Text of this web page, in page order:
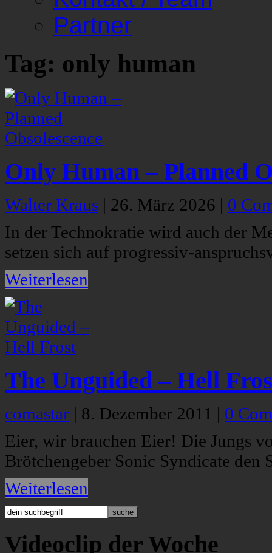
Partner
Tag: only human
Only Human – Planned
Walter Kraus | 26. März 2026 | 0
In der Technokratie wird auch der
setzen sich auf progressiv-
Weiterlesen
The Unguided – Hell
comastar | 8. Dezember 2011 | 0
Eier, wir brauchen Eier! Die Jungs
Brötchengeber Sonic Syndicate den
Weiterlesen
Videoclip der Woche